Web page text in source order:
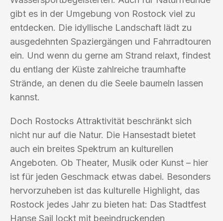
gibt es in der Umgebung von Rostock viel zu
entdecken. Die idyllische Landschaft lädt zu
ausgedehnten Spaziergängen und Fahrradtouren
ein. Und wenn du gerne am Strand relaxt, findest
du entlang der Küste zahlreiche traumhafte
Strände, an denen du die Seele baumeln lassen
kannst.
Doch Rostocks Attraktivität beschränkt sich
nicht nur auf die Natur. Die Hansestadt bietet
auch ein breites Spektrum an kulturellen
Angeboten. Ob Theater, Musik oder Kunst – hier
ist für jeden Geschmack etwas dabei. Besonders
hervorzuheben ist das kulturelle Highlight, das
Rostock jedes Jahr zu bieten hat: Das Stadtfest
Hanse Sail lockt mit beeindruckenden